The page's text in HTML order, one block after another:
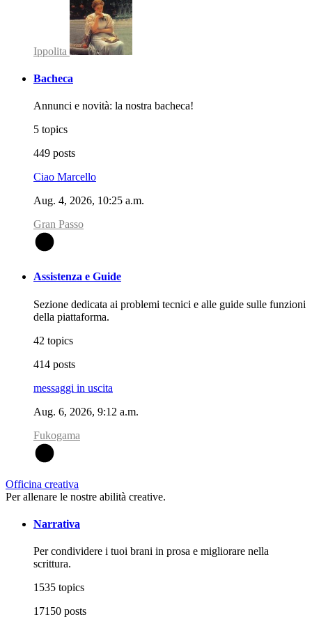
Ippolita
Bacheca
Annunci e novità: la nostra bacheca!
5 topics
449 posts
Ciao Marcello
Aug. 4, 2026, 10:25 a.m.
Gran Passo
Assistenza e Guide
Sezione dedicata ai problemi tecnici e alle guide sulle funzioni
della piattaforma.
42 topics
414 posts
messaggi in uscita
Aug. 6, 2026, 9:12 a.m.
Fukogama
Officina creativa
Per allenare le nostre abilità creative.
Narrativa
Per condividere i tuoi brani in prosa e migliorare nella
scrittura.
1535 topics
17150 posts